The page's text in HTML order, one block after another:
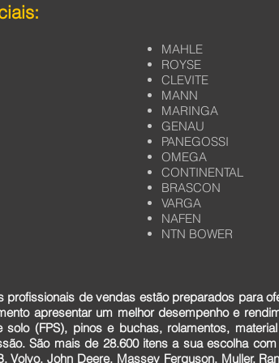
MAHLE
ROYSE
CLEVITE
MANN
MARINGA
GENAU
PANEGOSSI
OMEGA
CONTINENTAL
BRASCON
VARGA
NAFEN
NTN BOWER
de vendas estão preparados para
apresentar um melhor desempenho e
(FPS), pinos e buchas, rolamentos,
São mais de 28.600 itens a sua escolha
John Deere, Massey Ferguson, Muller,